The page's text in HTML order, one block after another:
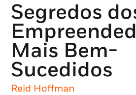
Segredos
Mais Bem-
Sucedidos
Reid Hoffman